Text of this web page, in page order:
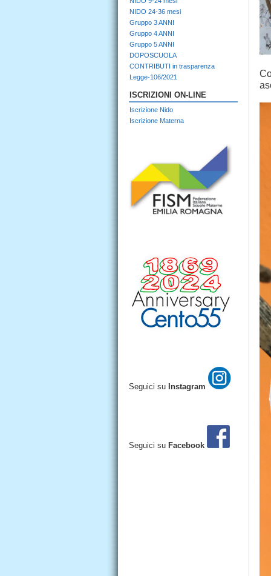
NIDO 24-36 mesi
Gruppo 3 ANNI
Gruppo 4 ANNI
Gruppo 5 ANNI
DOPOSCUOLA
CONTRIBUTI in trasparenza
Legge-106/2021
ISCRIZIONI ON-LINE
Iscrizione Nido
Iscrizione Materna
Seguici su Instagram
Seguici su Facebook